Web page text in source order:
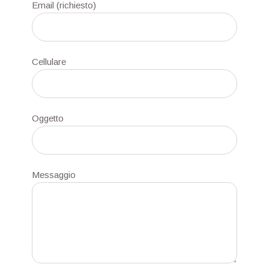
Email (richiesto)
Cellulare
Oggetto
Messaggio